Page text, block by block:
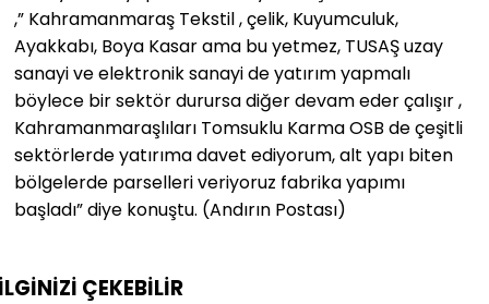
,” Kahramanmaraş Tekstil , çelik, Kuyumculuk,
Ayakkabı, Boya Kasar ama bu yetmez, TUSAŞ uzay
sanayi ve elektronik sanayi de yatırım yapmalı
böylece bir sektör durursa diğer devam eder çalışır ,
Kahramanmaraşlıları Tomsuklu Karma OSB de çeşitli
sektörlerde yatırıma davet ediyorum, alt yapı biten
bölgelerde parselleri veriyoruz fabrika yapımı
başladı” diye konuştu. (Andırın Postası)
ÇEKEBİLİR